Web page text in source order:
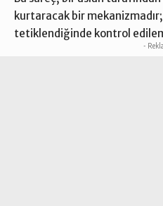
kurtaracak bir
tetiklendiğinde kontrol
-